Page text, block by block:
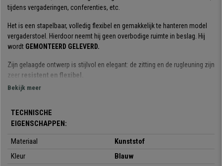
tijdens vergaderingen, conferenties, etc.
Het is een stapelbaar, volledig flexibel en gemakkelijk te hanteren model
vergaderstoel. Hierdoor neemt hij geen overbodige ruimte in beslag. Hij
wordt GEMONTEERD GELEVERD.
Zijn gelaagde ontwerp is stijlvol en elegant: de zitting en de rugleuning zijn
zeer resistent en flexibel.
Perfect om uw klanten of gasten een comfortabele stoel van hoge
poten.
die het beste bij uw behoeften en de ruimte past.
Het is een stoel met een ergonomische vormgeving
Bekijk meer
TECHNISCHE
EIGENSCHAPPEN:
Materiaal
Kunststof
Kleur
Blauw